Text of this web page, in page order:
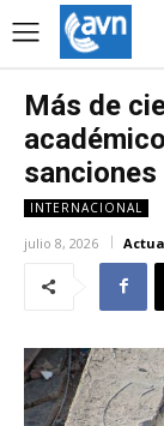
Más de
sanciones
INTERNACIONAL
julio 8, 2026